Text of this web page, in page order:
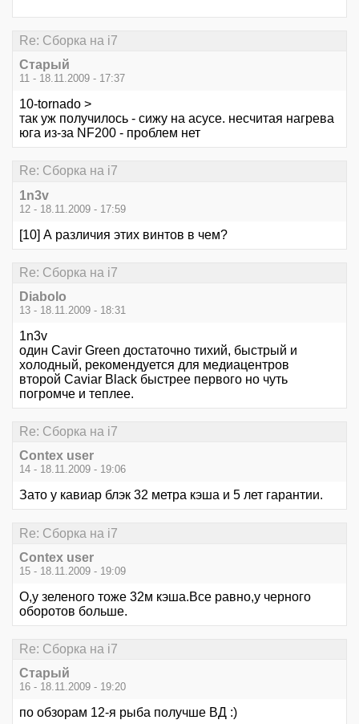
Re: Сборка на i7
Старый
11 - 18.11.2009 - 17:37
10-tornado >
так уж получилось - сижу на асусе. несчитая нагрева
юга из-за NF200 - проблем нет
Re: Сборка на i7
1n3v
12 - 18.11.2009 - 17:59
[10] А различия этих винтов в чем?
Re: Сборка на i7
Diabolo
13 - 18.11.2009 - 18:31
1n3v
один Cavir Green достаточно тихий, быстрый и
холодный, рекомендуется для медиацентров
второй Caviar Black быстрее первого но чуть
погромче и теплее.
Re: Сборка на i7
Contex user
14 - 18.11.2009 - 19:06
Зато у кавиар блэк 32 метра кэша и 5 лет гарантии.
Re: Сборка на i7
Contex user
15 - 18.11.2009 - 19:09
О,у зеленого тоже 32м кэша.Все равно,у черного
оборотов больше.
Re: Сборка на i7
Старый
16 - 18.11.2009 - 19:20
по обзорам 12-я рыба получше ВД :)